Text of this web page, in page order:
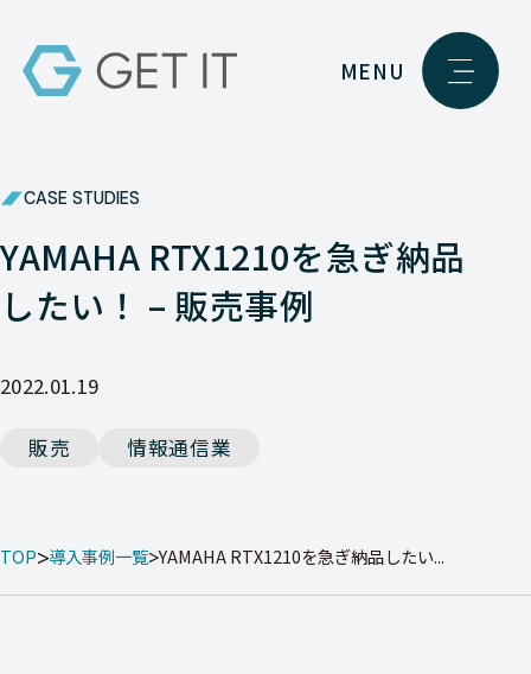
MENU
CASE STUDIES
YAMAHA RTX1210を急ぎ納品
したい！ – 販売事例
2022.01.19
販売 情報通信業
TOP 導入事例一覧 YAMAHA RTX1210を急ぎ納品したい...